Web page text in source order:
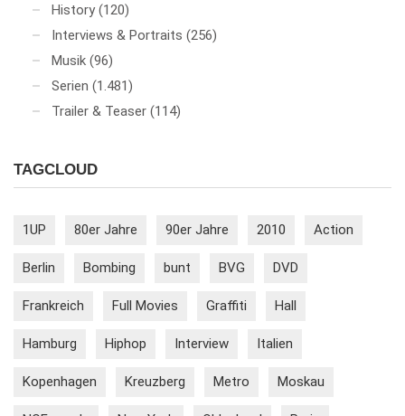
History (120)
Interviews & Portraits (256)
Musik (96)
Serien (1.481)
Trailer & Teaser (114)
TAGCLOUD
1UP 80er Jahre 90er Jahre 2010 Action
Berlin Bombing bunt BVG DVD
Frankreich Full Movies Graffiti Hall
Hamburg Hiphop Interview Italien
Kopenhagen Kreuzberg Metro Moskau